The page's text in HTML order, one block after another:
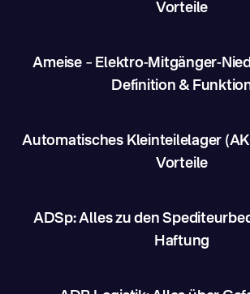
Vorteile
Ameise – Elektro-Mitgänger-
Definition &
Automatisches Kleinteilelager
Vorteile
ADSp: Alles zu den
Haftung